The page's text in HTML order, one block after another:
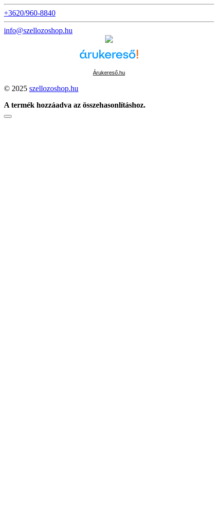
+3620/960-8840
info@szellozoshop.hu
Árukereső.hu
© 2025 szellozoshop.hu
A termék hozzáadva az összehasonlításhoz.